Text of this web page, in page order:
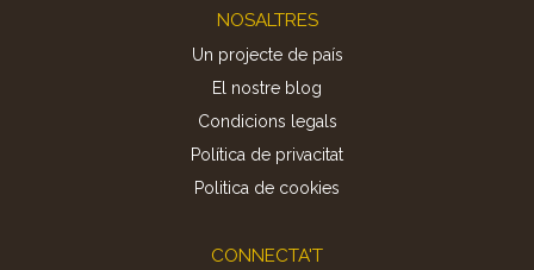
NOSALTRES
Un projecte de país
El nostre blog
Condicions legals
Política de privacitat
Politica de cookies
CONNECTA'T